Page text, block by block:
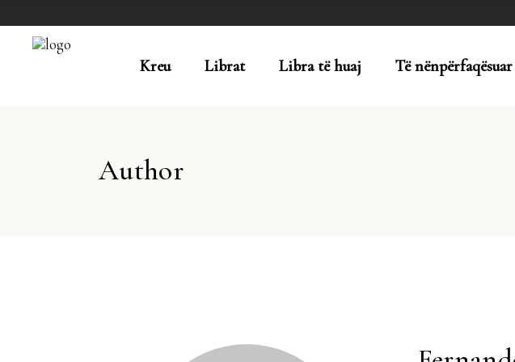
Kreu Librat Libra të huaj Të nënpërfaqësuar
Author